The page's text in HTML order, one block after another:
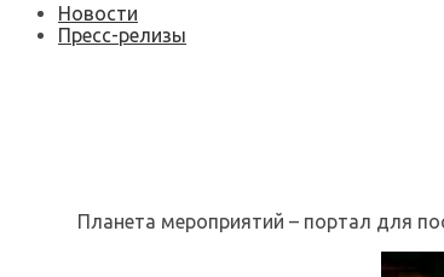
Новости
Пресс-релизы
Планета мероприятий – портал для